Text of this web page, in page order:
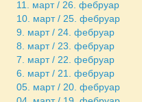
11. март / 26. фебруар
10. март / 25. фебруар
9. март / 24. фебруар
8. март / 23. фебруар
7. март / 22. фебруар
6. март / 21. фебруар
05. март / 20. фебруар